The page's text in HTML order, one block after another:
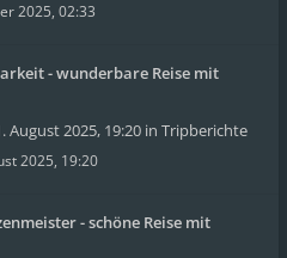
2025, 02:33
- wunderbare Reise mit
August 2025, 19:20 in Tripberichte
2025, 19:20
- schöne Reise mit